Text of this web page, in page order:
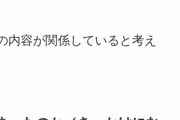
内容が関係していると考え